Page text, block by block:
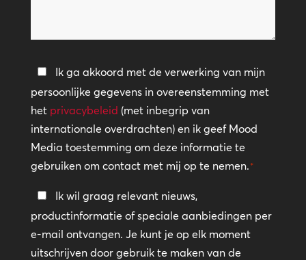
helpen?
Privacybeleid
*
Ik ga akkoord met de verwerking van mijn
persoonlijke gegevens in overeenstemming met
het privacybeleid (met inbegrip van
internationale overdrachten) en ik geef Mood
Media toestemming om deze informatie te
gebruiken om contact met mij op te nemen.*
Blijf
in
contact
Ik wil graag relevant nieuws,
productinformatie of speciale aanbiedingen per
e-mail ontvangen. Je kunt je op elk moment
uitschrijven door gebruik te maken van de